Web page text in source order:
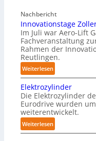
e
i
e
u
n
d
k
o
r
r
o
s
i
g
a
z
n
-
B
e
l
a
d
n
Nachbericht
Innovationstage
Im Juli war Aero-Lift
Fachveranstaltung
Rahmen der
Reutlingen.
Weiterlesen:
I
n
n
o
v
a
t
Elektrozylinder
Die Elektrozylinder
Eurodrive wurden
weiterentwickelt.
Weiterlesen:
E